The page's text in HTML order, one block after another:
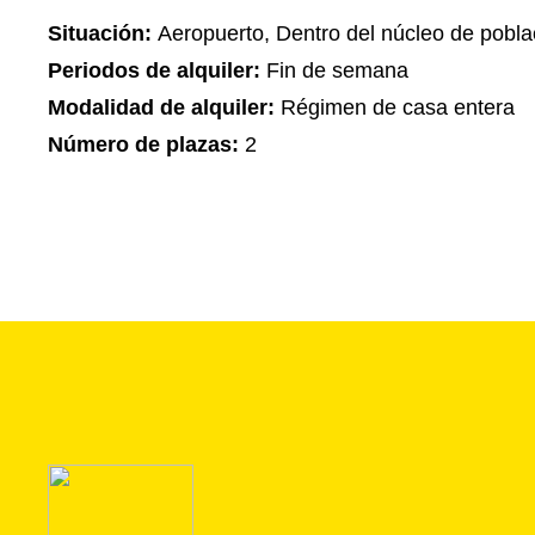
Situación: Aeropuerto, Dentro del núcleo de
Periodos de alquiler: Fin de semana
Modalidad de alquiler: Régimen de casa entera
Número de plazas: 2